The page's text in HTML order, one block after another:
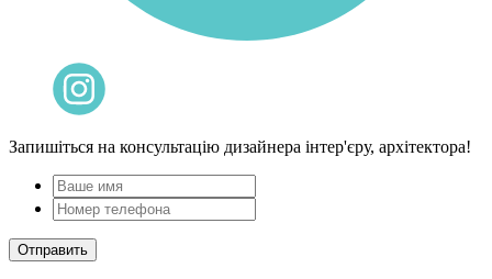
Запишіться на консультацію дизайнера інтер'єру, архітектора!